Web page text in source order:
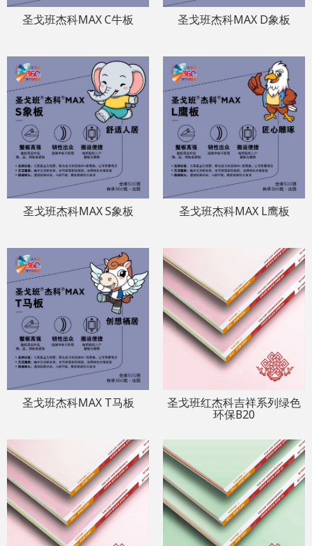
圣戈班杰科MAX C牛板 圣戈班杰科MAX D象板
圣戈班杰科MAX S象板 圣戈班杰科MAX L鹰板
圣戈班杰科MAX T马板 圣戈班红杰科吉祥系列绿色
环保B20